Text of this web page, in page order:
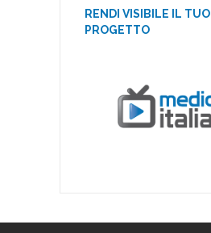
RENDI VISIBILE IL TUO
PROGETTO